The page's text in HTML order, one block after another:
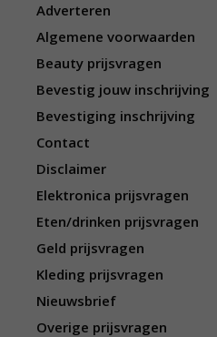
Adverteren
Algemene voorwaarden
Beauty prijsvragen
Bevestig jouw inschrijving
Bevestiging inschrijving
Contact
Disclaimer
Elektronica prijsvragen
Eten/drinken prijsvragen
Geld prijsvragen
Kleding prijsvragen
Nieuwsbrief
Overige prijsvragen